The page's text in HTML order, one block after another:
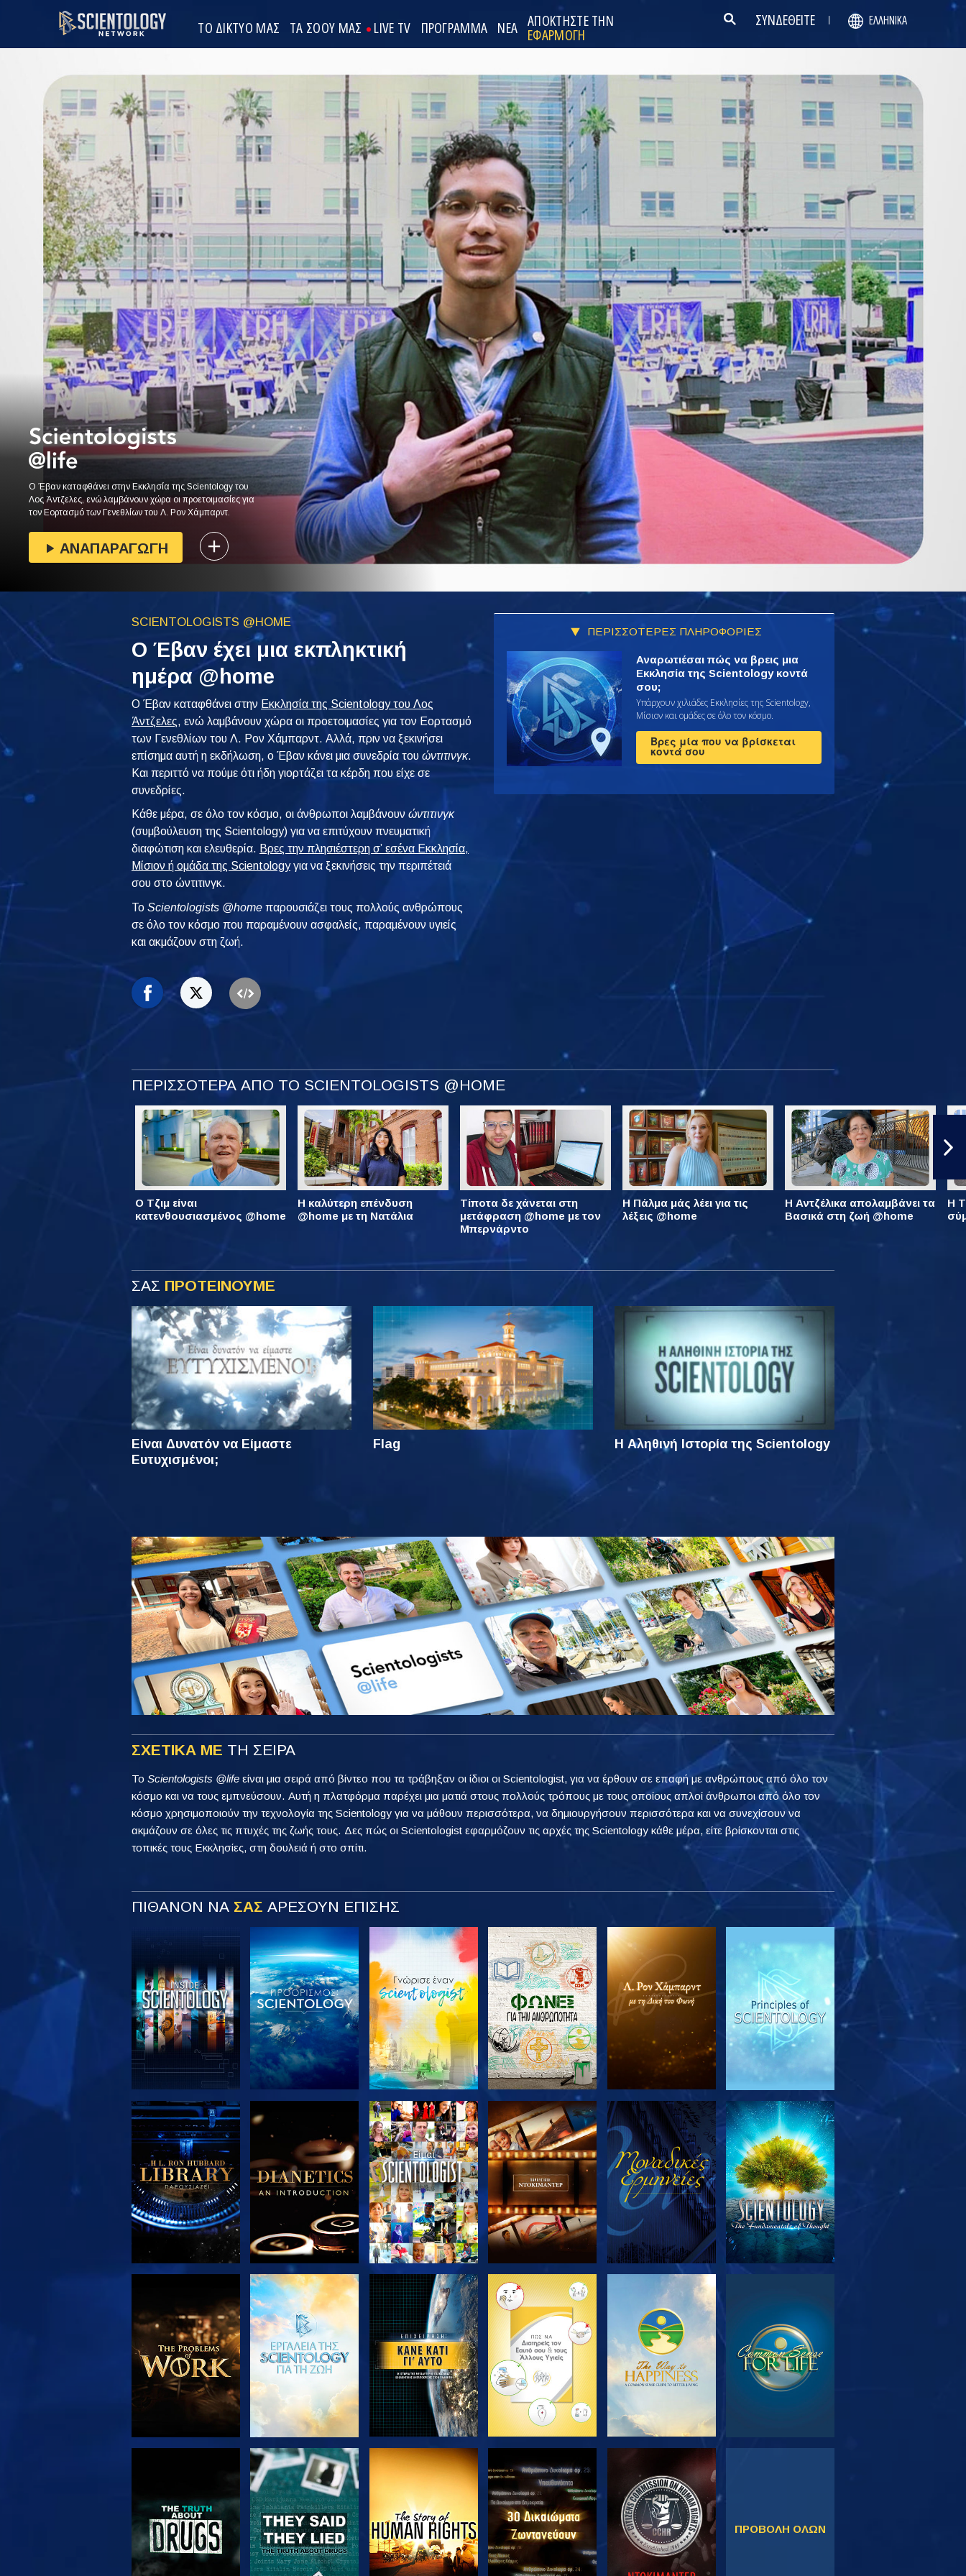
ΤΟ ΔΙΚΤΥΟ ΜΑΣ ΤΑ ΣΟΟΥ ΜΑΣ LIVE TV ΠΡΟΓΡΑΜΜΑ ΝΕΑ ΑΠΟΚΤΗΣΤΕ ΤΗΝ
ΕΦΑΡΜΟΓΗ
ΣΥΝΔΕΘΕΙΤΕ ΕΛΛΗΝΙΚΆ
Ο Έβαν καταφθάνει στην Εκκλησία της Scientology του
Λος Άντζελες, ενώ λαμβάνουν χώρα οι προετοιμασίες για
τον Εορτασμό των Γενεθλίων του Λ. Ρον Χάμπαρντ.
ΑΝΑΠΑΡΑΓΩΓΗ
SCIENTOLOGISTS @HOME
Ο Έβαν έχει μια εκπληκτική
ημέρα @home
Ο Έβαν καταφθάνει στην Εκκλησία της Scientology του Λος
Άντζελες, ενώ λαμβάνουν χώρα οι προετοιμασίες για τον Εορτασμό
των Γενεθλίων του Λ. Ρον Χάμπαρντ. Αλλά, πριν να ξεκινήσει
επίσημα αυτή η εκδήλωση, ο Έβαν κάνει μια συνεδρία τουώντιτινγκ.
Και περιττό να πούμε ότι ήδη γιορτάζει τα κέρδη που είχε σε
συνεδρίες.
Κάθε μέρα, σε όλο τον κόσμο, οι άνθρωποι λαμβάνουνώντιτινγκ
(συμβούλευση της Scientology) για να επιτύχουν πνευματική
διαφώτιση και ελευθερία. Βρες την πλησιέστερη σ’ εσένα Εκκλησία,
Μίσιον ή ομάδα της Scientologyγια να ξεκινήσεις την περιπέτειά
σου στο ώντιτινγκ.
ToScientologists @home παρουσιάζει τους πολλούς ανθρώπους
σε όλο τον κόσμο που παραμένουν ασφαλείς, παραμένουν υγιείς
και ακμάζουν στη ζωή.
ΠΕΡΙΣΣΟΤΕΡΕΣ ΠΛΗΡΟΦΟΡΙΕΣ
Αναρωτιέσαι πώς να βρεις μια
Εκκλησία της Scientology κοντά
σου;
Υπάρχουν χιλιάδες Εκκλησίες της Scientology,
Μίσιον και ομάδες σε όλο τον κόσμο.
Βρες μία που να βρίσκεται
κοντά σου
ΠΕΡΙΣΣΟΤΕΡΑ ΑΠΟ ΤΟ SCIENTOLOGISTS @HOME
Ο Τζιμ είναι
κατενθουσιασμένος @home
Η καλύτερη επένδυση
@home με τη Νατάλια
Τίποτα δε χάνεται στη
μετάφραση @home με τον
Μπερνάρντο
Η Πάλμα μάς λέει για τις
λέξεις @home
Η Αντζέλικα απολαμβάνει τα
Βασικά στη ζωή @home
Η
ΣΑΣ ΠΡΟΤΕΙΝΟΥΜΕ
Είναι Δυνατόν να Είμαστε
Ευτυχισμένοι;
Flag Η Αληθινή Ιστορία της Scientology
ΣΧΕΤΙΚΑ ΜΕ ΤΗ ΣΕΙΡΑ
Το Scientologists @life είναι μια σειρά από βίντεο που τα τράβηξαν οι ίδιοι οι Scientologist, για να έρθουν σε επαφή με ανθρώπους από όλο τον
κόσμο και να τους εμπνεύσουν. Αυτή η πλατφόρμα παρέχει μια ματιά στους πολλούς τρόπους με τους οποίους απλοί άνθρωποι από όλο τον
κόσμο χρησιμοποιούν την τεχνολογία της Scientology για να μάθουν περισσότερα, να δημιουργήσουν περισσότερα και να συνεχίσουν να
ακμάζουν σε όλες τις πτυχές της ζωής τους. Δες πώς οι Scientologist εφαρμόζουν τις αρχές της Scientology κάθε μέρα, είτε βρίσκονται στις
τοπικές τους Εκκλησίες, στη δουλειά ή στο σπίτι.
ΠΙΘΑΝΟΝ ΝΑ ΣΑΣ ΑΡΕΣΟΥΝ ΕΠΙΣΗΣ
ΕΞΕΡΕΥΝΗΣΤΕ ΤΗ
ΣΕΙΡΑ
ΕΞΕΡΕΥΝΗΣΤΕ ΤΗ
ΣΕΙΡΑ
ΕΞΕΡΕΥΝΗΣΤΕ ΤΗ
ΣΕΙΡΑ
ΕΞΕΡΕΥΝΗΣΤΕ ΤΗ
ΣΕΙΡΑ
ΕΞΕΡΕΥΝΗΣΤΕ ΤΗ
ΣΕΙΡΑ
ΠΑΡΑΚΟΛΟΥΘΗΣΤΕ
ΕΞΕΡΕΥΝΗΣΤΕ ΤΗ
ΣΕΙΡΑ
ΠΑΡΑΚΟΛΟΥΘΗΣΤΕ
ΕΞΕΡΕΥΝΗΣΤΕ ΤΗ
ΣΕΙΡΑ
ΕΞΕΡΕΥΝΗΣΤΕ ΤΗ
ΣΕΙΡΑ
ΕΞΕΡΕΥΝΗΣΤΕ ΤΗ
ΣΕΙΡΑ
ΠΑΡΑΚΟΛΟΥΘΗΣΤΕ ΠΑΡΑΚΟΛΟΥΘΗΣΤΕ ΠΑΡΑΚΟΛΟΥΘΗΣΤΕ ΠΑΡΑΚΟΛΟΥΘΗΣΤΕ
ΠΡΟΒΟΛΗ ΟΛΩΝ